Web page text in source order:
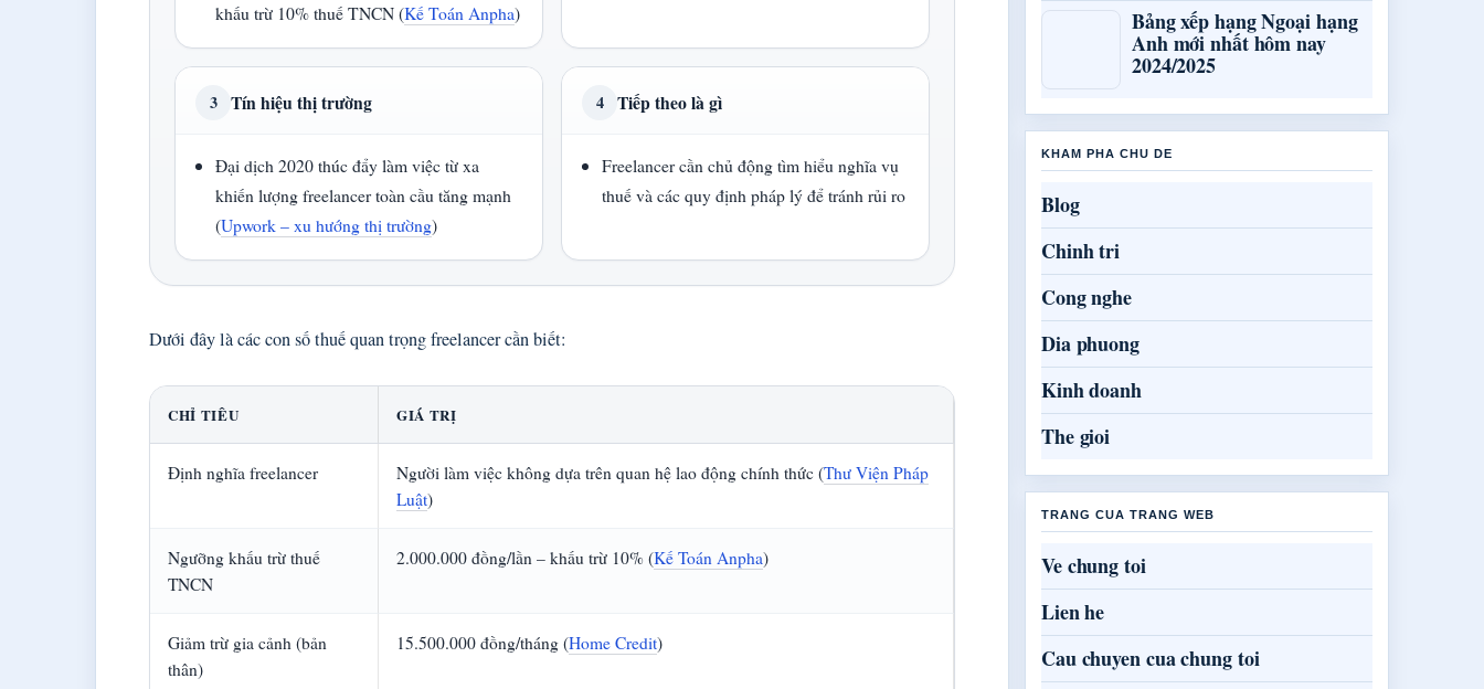
khấu trừ 10% thuế TNCN (Kế Toán Anpha)
3 Tín hiệu thị trường
Đại dịch 2020 thúc đẩy làm việc từ xa
khiến lượng freelancer toàn cầu tăng mạnh
(Upwork – xu hướng thị trường)
4 Tiếp theo là gì
Freelancer cần chủ động tìm hiểu nghĩa vụ
thuế và các quy định pháp lý để tránh rủi ro
Dưới đây là các con số thuế quan trọng freelancer cần biết:
CHỈ TIÊU GIÁ TRỊ
Định nghĩa freelancer Người làm việc không dựa trên quan hệ lao động chính thức (Thư Viện Pháp
Luật)
Ngưỡng khấu trừ thuế
TNCN
2.000.000 đồng/lần – khấu trừ 10% (Kế Toán Anpha)
Giảm trừ gia cảnh (bản
thân)
15.500.000 đồng/tháng (Home Credit)
Bảng xếp hạng Ngoại hạng
Anh mới nhất hôm nay
2024/2025
KHAM PHA CHU DE
Blog
Chinh tri
Cong nghe
Dia phuong
Kinh doanh
The gioi
TRANG CUA TRANG WEB
Ve chung toi
Lien he
Cau chuyen cua chung toi